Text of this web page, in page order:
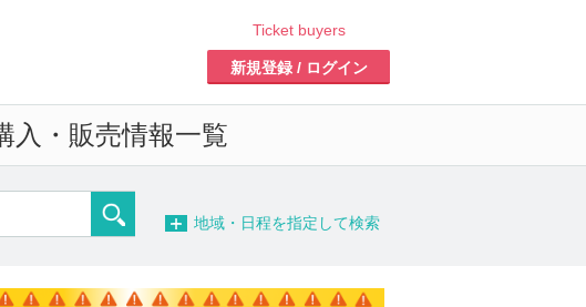
Ticket buyers
新規登録 / ログイン
入・販売情報一覧
− 地域・日程を指定して検索